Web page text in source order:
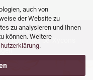
auch von
der Website zu
zu analysieren und Ihnen
können. Weitere
.
Versandkosten
Templates bei